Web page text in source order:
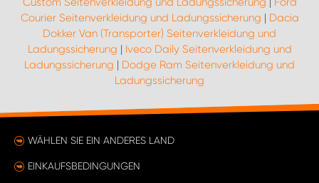
Courier Seitenverkleidung und Ladungssicherung | Dacia
Dokker Van (Transporter) Seitenverkleidung und
Ladungssicherung | Iveco Daily Seitenverkleidung und
Ladungssicherung | Dodge Ram Seitenverkleidung und
Ladungssicherung
WÄHLEN SIE EIN ANDERES LAND
EINKAUFSBEDINGUNGEN